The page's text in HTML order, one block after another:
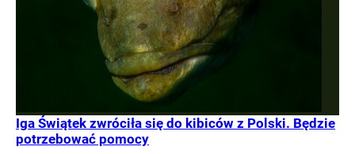
Iga Świątek zwróciła się do kibiców z Polski. Będzie
potrzebować pomocy